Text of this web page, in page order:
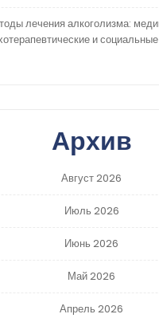
лечения алкоголизма:
и
Архив
Август 2026
Июль 2026
Июнь 2026
Май 2026
Апрель 2026